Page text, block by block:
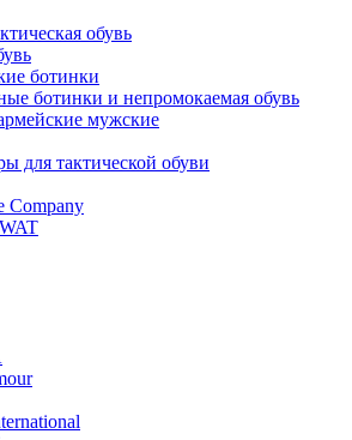
обувь
ботинки
ботинки и непромокаемая обувь
мужские
для тактической обуви
Company